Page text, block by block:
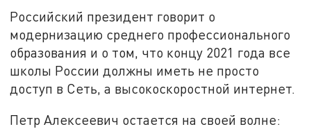
Российский президент говорит о
модернизацию среднего профессионального
образования и о том, что концу 2021 года все
школы России должны иметь не просто
доступ в Сеть, а высокоскоростной интернет.
Петр Алексеевич остается на своей волне: